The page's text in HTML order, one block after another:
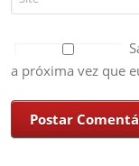
a próxima vez que